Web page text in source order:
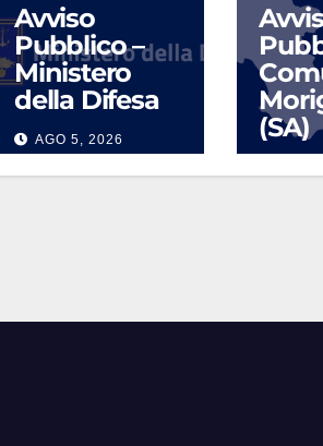
Avviso
Pubblico –
Ministero
della Difesa
AGO 5, 2026
(SA)